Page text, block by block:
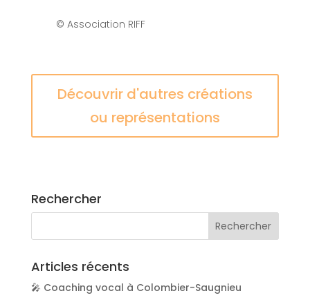
© Association RIFF
Découvrir d'autres créations
ou représentations
Rechercher
Articles récents
🎤 Coaching vocal à Colombier-Saugnieu